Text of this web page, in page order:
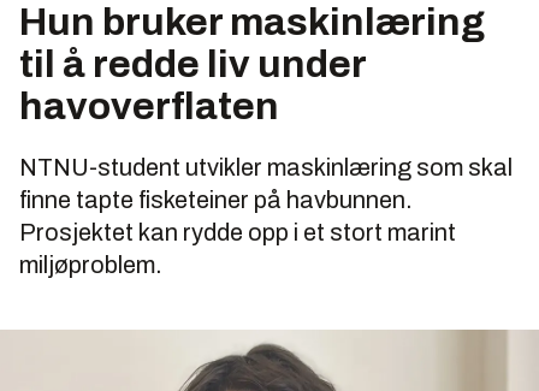
Hun bruker maskinlæring
til å redde liv under
havoverflaten
NTNU-student utvikler maskinlæring som skal
finne tapte fisketeiner på havbunnen.
Prosjektet kan rydde opp i et stort marint
miljøproblem.